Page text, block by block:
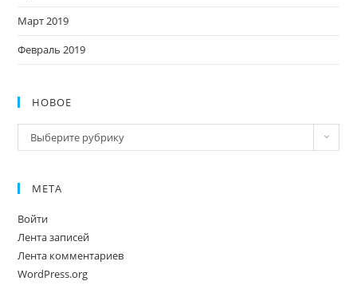
Март 2019
Февраль 2019
НОВОЕ
Новое
Выберите рубрику
МЕТА
Войти
Лента записей
Лента комментариев
WordPress.org